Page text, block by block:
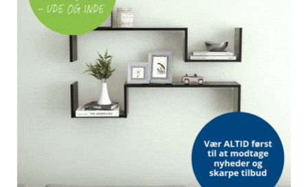
PAKKEN INDEHOLDER
2 stativer, 2 hvide paraplyer, 2 dagslyslamper, 1 bæretaske, 1
hvid fotobaggrund
OFTE STILLEDE SPØRGSMÅL
Hvor bred kan baggrundssystemet blive?